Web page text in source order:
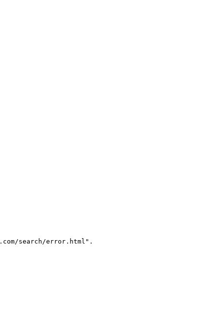
search/error.html".